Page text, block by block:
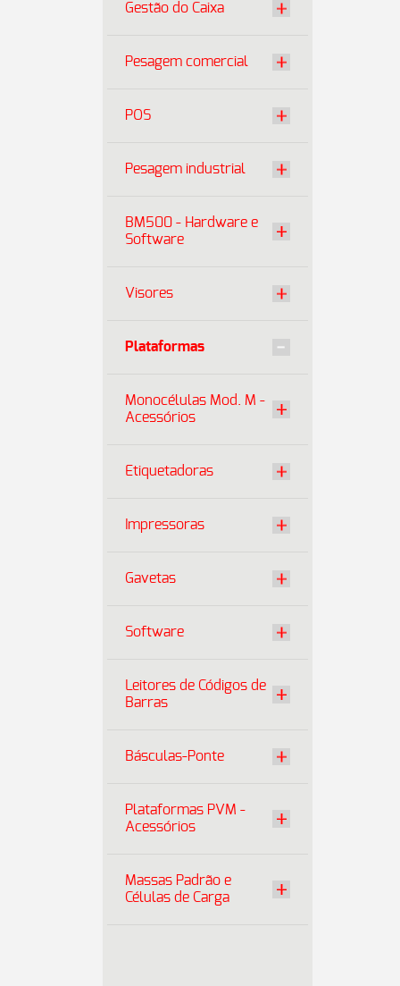
Gestão do Caixa
Pesagem comercial
POS
Pesagem industrial
BM500 - Hardware e
Software
Visores
Plataformas
Monocélulas Mod. M -
Acessórios
Etiquetadoras
Impressoras
Gavetas
Software
Leitores de Códigos de
Barras
Básculas-Ponte
Plataformas PVM -
Acessórios
Massas Padrão e
Células de Carga